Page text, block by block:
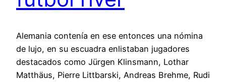
Alemania contenía en ese entonces una nómina
de lujo, en su escuadra enlistaban jugadores
destacados como Jürgen Klinsmann, Lothar
Matthäus, Pierre Littbarski, Andreas Brehme, Rudi